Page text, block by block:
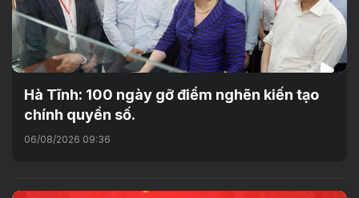
Hà Tĩnh: 100 ngày gỡ điểm nghẽn kiến tạo
chính quyền số.
06/08/2026 09:36